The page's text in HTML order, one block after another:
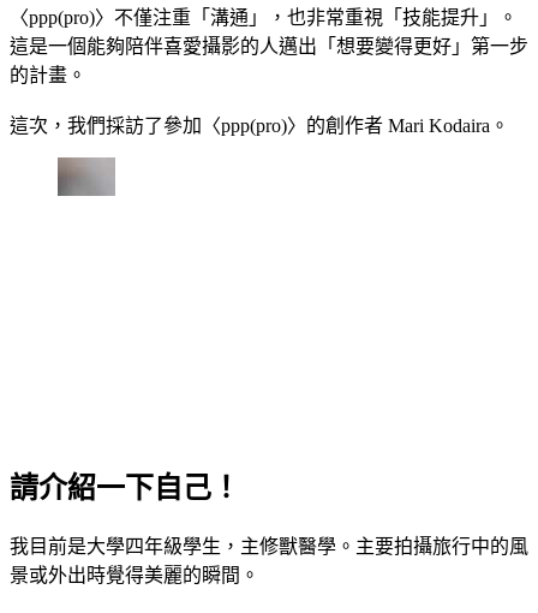
〈ppp(pro)〉不僅注重「溝通」，也非常重視「技能提升」。
這是一個能夠陪伴喜愛攝影的人邁出「想要變得更好」第一步
的計畫。
這次，我們採訪了參加〈ppp(pro)〉的創作者 Mari Kodaira。
請介紹一下自己！
我目前是大學四年級學生，主修獸醫學。主要拍攝旅行中的風
景或外出時覺得美麗的瞬間。